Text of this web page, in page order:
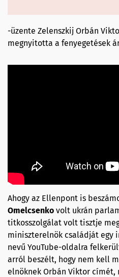
-üzente Zelenszkij Orbán
megnyitotta a fenyegetések
Ahogy az Ellenpont is
Omelcsenko volt ukrán
titkosszolgálat volt tisztje
miniszterelnök családját egy
nevű YouTube-oldalra
arról beszélt, hogy nem kell
elnöknek Orbán Viktor